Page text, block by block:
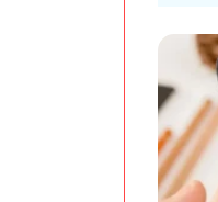
gây